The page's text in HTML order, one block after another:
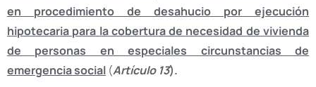
en procedimiento de desahucio por ejecución
hipotecaria para la cobertura de necesidad de vivienda
de personas en especiales circunstancias de
emergencia social (Artículo 13).